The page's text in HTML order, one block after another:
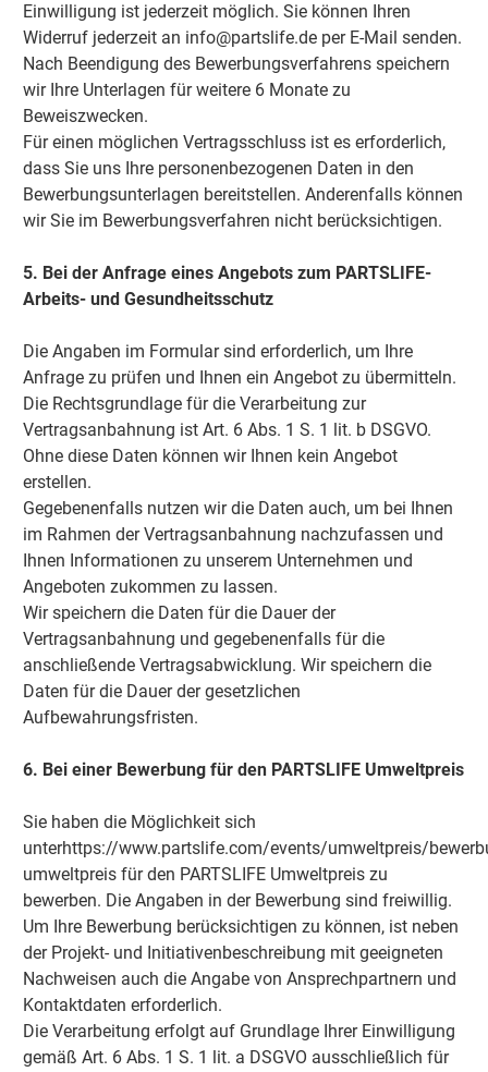
Einwilligung ist jederzeit möglich. Sie können Ihren
Widerruf jederzeit an info@partslife.de per E-Mail senden.
Nach Beendigung des Bewerbungsverfahrens speichern
wir Ihre Unterlagen für weitere 6 Monate zu
Beweiszwecken.
Für einen möglichen Vertragsschluss ist es erforderlich,
dass Sie uns Ihre personenbezogenen Daten in den
Bewerbungsunterlagen bereitstellen. Anderenfalls können
wir Sie im Bewerbungsverfahren nicht berücksichtigen.
5. Bei der Anfrage eines Angebots zum PARTSLIFE-
Arbeits- und Gesundheitsschutz
Die Angaben im Formular sind erforderlich, um Ihre
Anfrage zu prüfen und Ihnen ein Angebot zu übermitteln.
Die Rechtsgrundlage für die Verarbeitung zur
Vertragsanbahnung ist Art. 6 Abs. 1 S. 1 lit. b DSGVO.
Ohne diese Daten können wir Ihnen kein Angebot
erstellen.
Gegebenenfalls nutzen wir die Daten auch, um bei Ihnen
im Rahmen der Vertragsanbahnung nachzufassen und
Ihnen Informationen zu unserem Unternehmen und
Angeboten zukommen zu lassen.
Wir speichern die Daten für die Dauer der
Vertragsanbahnung und gegebenenfalls für die
anschließende Vertragsabwicklung. Wir speichern die
Daten für die Dauer der gesetzlichen
Aufbewahrungsfristen.
6. Bei einer Bewerbung für den PARTSLIFE Umweltpreis
Sie haben die Möglichkeit sich
unterhttps://www.partslife.com/events/umweltpreis/
umweltpreis für den PARTSLIFE Umweltpreis zu
bewerben. Die Angaben in der Bewerbung sind freiwillig.
Um Ihre Bewerbung berücksichtigen zu können, ist neben
der Projekt- und Initiativenbeschreibung mit geeigneten
Nachweisen auch die Angabe von Ansprechpartnern und
Kontaktdaten erforderlich.
Die Verarbeitung erfolgt auf Grundlage Ihrer Einwilligung
gemäß Art. 6 Abs. 1 S. 1 lit. a DSGVO ausschließlich für